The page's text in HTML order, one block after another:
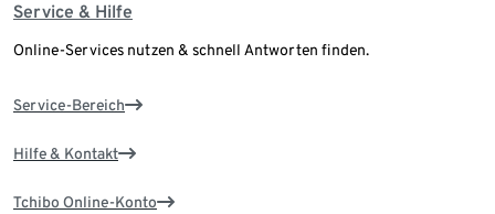
Service & Hilfe
Online-Services nutzen & schnell Antworten finden.
Service-Bereich
Hilfe & Kontakt
Tchibo Online-Konto